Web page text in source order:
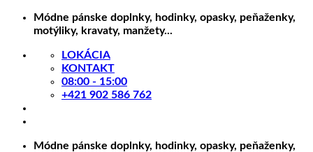
Skip
Módne pánske doplnky, hodinky, opasky, peňaženky,
motýliky, kravaty, manžety...
LOKÁCIA
KONTAKT
08:00 - 15:00
+421 902 586 762
Módne pánske doplnky, hodinky, opasky, peňaženky,